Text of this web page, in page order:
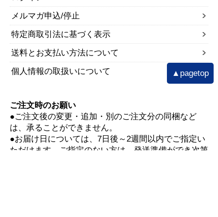
メルマガ申込/停止
特定商取引法に基づく表示
送料とお支払い方法について
個人情報の取扱いについて
ご注文時のお願い
●ご注文後の変更・追加・別のご注文分の同梱など
は、承ることができません。
●お届け日については、7日後～2週間以内でご指定い
ただけます。ご指定のない方は、発送準備ができ次第
▲pagetop